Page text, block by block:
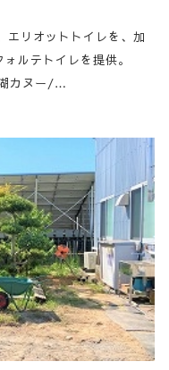
エリオットトイレを、加
ォルテトイレを提供。
カヌー/…